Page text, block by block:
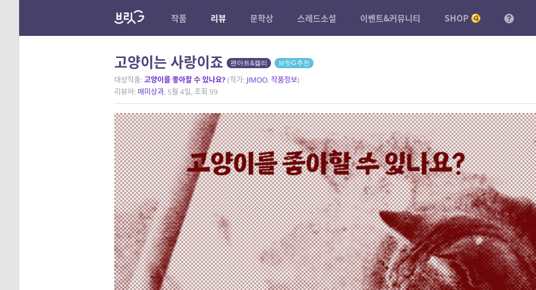
작품 리뷰 문학상 스레드소설 이벤트&커뮤니티 SHOP
고양이는 사랑이죠 팬아트&캘리 브릿G추천
대상작품: 고양이를 좋아할 수 있나요?(작가: JIMOO, 작품정보)
리뷰어: 매미상과, 5월 4일, 조회 99